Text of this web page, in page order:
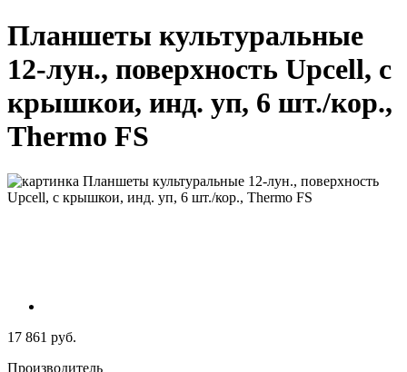
Планшеты культуральные
12-лун., поверхность Upcell, с
крышкои, инд. уп, 6 шт./кор.,
Thermo FS
17 861 руб.
Производитель